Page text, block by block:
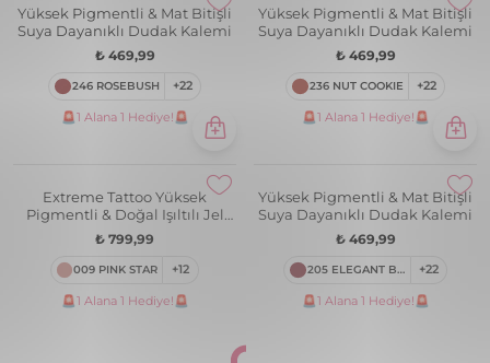
Yüksek Pigmentli & Mat Bitişli
Suya Dayanıklı Dudak Kalemi
₺ 469,99
246 ROSEBUSH +22
🚨1 Alana 1 Hediye!🚨
Yüksek Pigmentli & Mat Bitişli
Suya Dayanıklı Dudak Kalemi
₺ 469,99
236 NUT COOKIE +22
🚨1 Alana 1 Hediye!🚨
Extreme Tattoo Yüksek
Pigmentli & Doğal Işıltılı Jel
Göz Kalemi
₺ 799,99
009 PINK STAR +12
🚨1 Alana 1 Hediye!🚨
Yüksek Pigmentli & Mat Bitişli
Suya Dayanıklı Dudak Kalemi
₺ 469,99
205 ELEGANT BORDEAUX +22
🚨1 Alana 1 Hediye!🚨